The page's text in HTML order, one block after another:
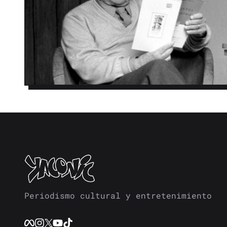
Periodismo cultural y entretenimiento